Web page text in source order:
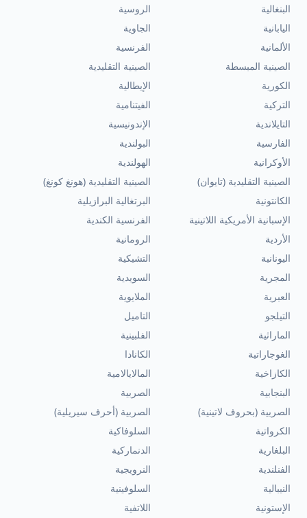
البنغالية
الروسية
اليابانية
الجاوية
الألمانية
الفرنسية
الصينية المبسطة
الصينية التقليدية
الكورية
الإيطالية
التركية
الفيتنامية
التايلاندية
الإندونيسية
الفارسية
البولندية
الأوكرانية
الهولندية
الصينية التقليدية (تايوان)
الصينية التقليدية (هونغ كونغ)
الكانتونية
البرتغالية البرازيلية
الإسبانية الأمريكية اللاتينية
الفرنسية الكندية
الأردية
الرومانية
اليونانية
التشيكية
المجرية
السويدية
العبرية
الملايوية
التيلجو
التاميل
الماراثية
الفلبينية
الغوجاراتية
الكانادا
الكازاخية
المالايالامية
البنجابية
الصربية
الصربية (بحروف لاتينية)
الصربية (أحرف سيريلية)
الكرواتية
السلوفاكية
البلغارية
الدنماركية
الفنلندية
النرويجية
النيبالية
السلوفينية
الإستونية
اللاتفية